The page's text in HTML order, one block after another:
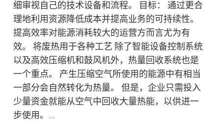
细审视自己的技术设备和流程。 目标： 通过更合
理地利用资源降低成本并提高业务的可持续性。
提高效率对能源消耗较大的运营方而言尤为有
效。 将废热用于各种工艺 除了智能设备控制系统
以及高效压缩机和鼓风机外，热量回收系统也是
一个重点。 产生压缩空气所使用的能源中有相当
一部分会自然转化为热量。 但是，企业只需投入
少量资金就能从空气中回收大量热能，以供进一
步使用。…